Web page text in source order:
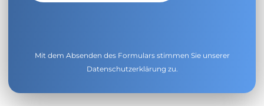
Mit dem Absenden des Formulars stimmen Sie unserer
Datenschutzerklärung zu.